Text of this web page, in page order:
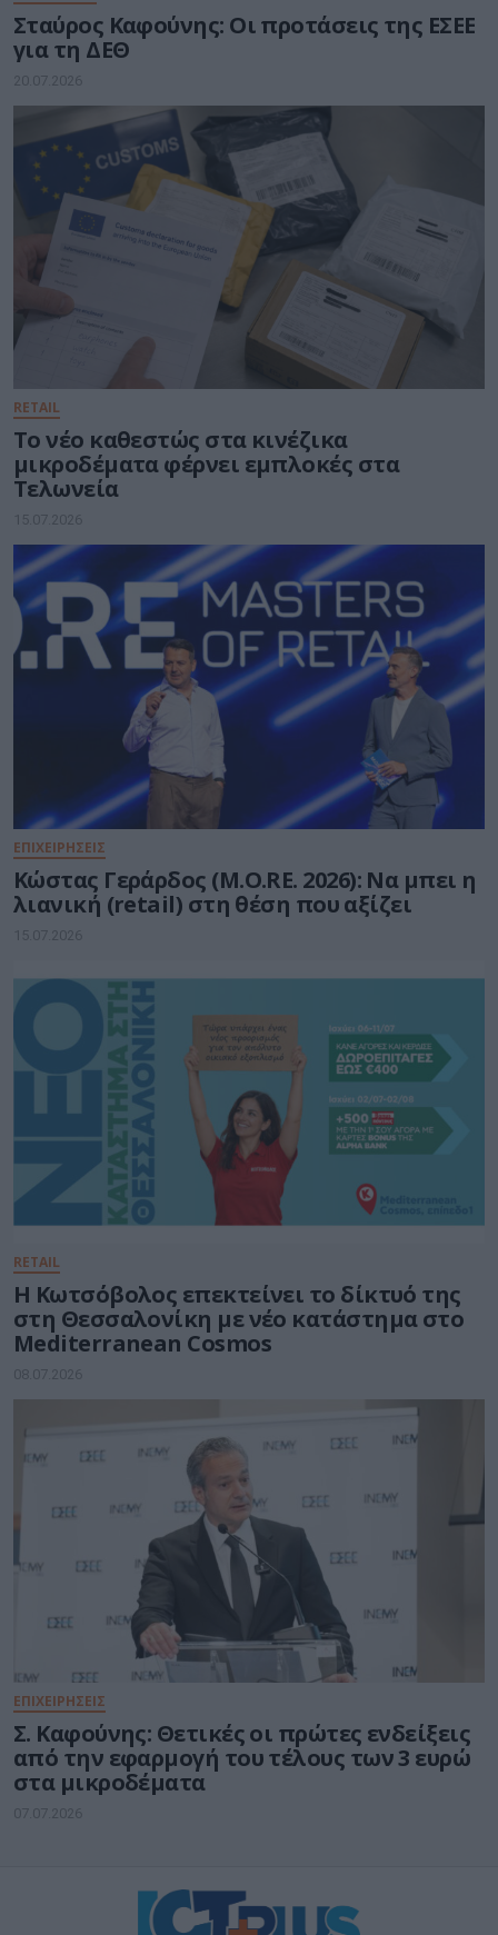
Σταύρος Καφούνης: Οι προτάσεις της ΕΣΕΕ
για τη ΔΕΘ
20.07.2026
RETAIL
Το νέο καθεστώς στα κινέζικα
μικροδέματα φέρνει εμπλοκές στα
Τελωνεία
15.07.2026
ΕΠΙΧΕΙΡΗΣΕΙΣ
Κώστας Γεράρδος (M.O.RE. 2026): Να μπει η
λιανική (retail) στη θέση που αξίζει
15.07.2026
RETAIL
Η Κωτσόβολος επεκτείνει το δίκτυό της
στη Θεσσαλονίκη με νέο κατάστημα στο
Mediterranean Cosmos
08.07.2026
ΕΠΙΧΕΙΡΗΣΕΙΣ
Σ. Καφούνης: Θετικές οι πρώτες ενδείξεις
από την εφαρμογή του τέλους των 3 ευρώ
στα μικροδέματα
07.07.2026